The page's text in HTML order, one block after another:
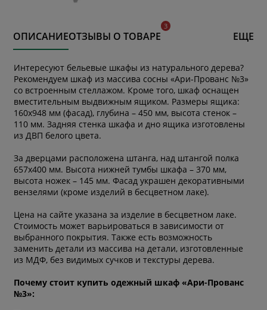
ОПИСАНИЕОТЗЫВЫ О ТОВАРЕ ЕЩЕ
Интересуют бельевые шкафы из натурального дерева?
Рекомендуем шкаф из массива сосны «Ари-Прованс №3»
cо встроенным стеллажом. Кроме того, шкаф оснащен
вместительным выдвижным ящиком. Размеры ящика:
160х948 мм (фасад), глубина – 450 мм, высота стенок –
110 мм. Задняя стенка шкафа и дно ящика изготовлены
из ДВП белого цвета.
За дверцами расположена штанга, над штангой полка
657х400 мм. Высота нижней тумбы шкафа – 370 мм,
высота ножек – 145 мм. Фасад украшен декоративными
вензелями (кроме изделий в бесцветном лаке).
Цена на сайте указана за изделие в бесцветном лаке.
Стоимость может варьироваться в зависимости от
выбранного покрытия. Также есть возможность
заменить детали из массива на детали, изготовленные
из МДФ, без видимых сучков и текстуры дерева.
Почему стоит купить одежный шкаф «Ари-Прованс
№3»: